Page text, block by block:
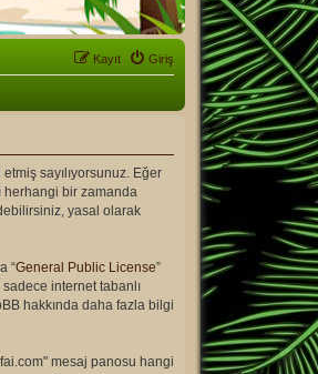
Giriş
Kayıt
sayılıyorsunuz. Eğer
herhangi bir zamanda
yasal olarak
“General Public License”
internet tabanlı
hakkında daha fazla bilgi
mesaj panosu hangi